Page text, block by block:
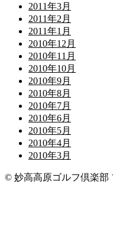
2011年3月
2011年2月
2011年1月
2010年12月
2010年11月
2010年10月
2010年9月
2010年8月
2010年7月
2010年6月
2010年5月
2010年4月
2010年3月
© 妙高高原ゴルフ倶楽部